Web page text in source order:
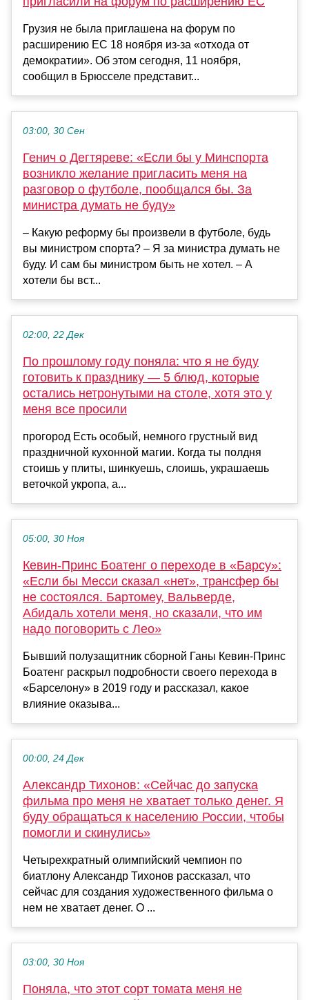
Грузия не была приглашена на форум по
расширению ЕС 18 ноября из-за «отхода от
демократии». Об этом сегодня, 11 ноября,
сообщил в Брюсселе представит...
03:00, 30 Сен
Генич о Дегтяреве: «Если бы у Минспорта
возникло желание пригласить меня на
разговор о футболе, пообщался бы. За
министра думать не буду»
– Какую реформу бы произвели в футболе, будь
вы министром спорта? – Я за министра думать не
буду. И сам бы министром быть не хотел. – А
хотели бы вст...
02:00, 22 Дек
По прошлому году поняла: что я не буду
готовить к празднику — 5 блюд, которые
остались нетронутыми на столе, хотя это у
меня все просили
прогород Есть особый, немного грустный вид
праздничной кухонной магии. Когда ты полдня
стоишь у плиты, шинкуешь, слоишь, украшаешь
веточкой укропа, а...
05:00, 30 Ноя
Кевин-Принс Боатенг о переходе в «Барсу»:
«Если бы Месси сказал «нет», трансфер бы
не состоялся. Бартомеу, Вальверде,
Абидаль хотели меня, но сказали, что им
надо поговорить с Лео»
Бывший полузащитник сборной Ганы Кевин-Принс
Боатенг раскрыл подробности своего перехода в
«Барселону» в 2019 году и рассказал, какое
влияние оказыва...
00:00, 24 Дек
Александр Тихонов: «Сейчас до запуска
фильма про меня не хватает только денег. Я
буду обращаться к населению России, чтобы
помогли и скинулись»
Четырехкратный олимпийский чемпион по
биатлону Александр Тихонов рассказал, что
сейчас для создания художественного фильма о
нем не хватает денег. О ...
03:00, 30 Ноя
Поняла, что этот сорт томата меня не